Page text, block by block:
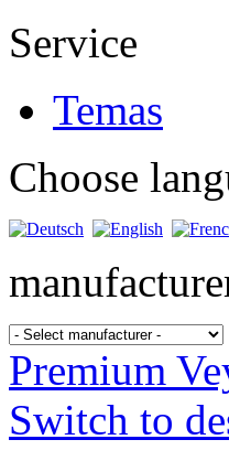
Service
Temas
Choose
Premium
Switch to